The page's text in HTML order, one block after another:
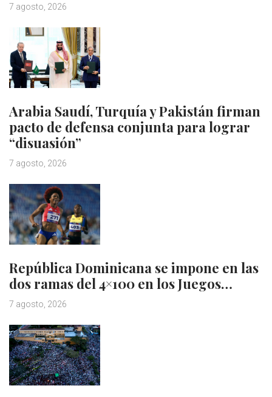
7 agosto, 2026
Arabia Saudí, Turquía y Pakistán firman
pacto de defensa conjunta para lograr
“disuasión”
7 agosto, 2026
República Dominicana se impone en las
dos ramas del 4×100 en los Juegos…
7 agosto, 2026